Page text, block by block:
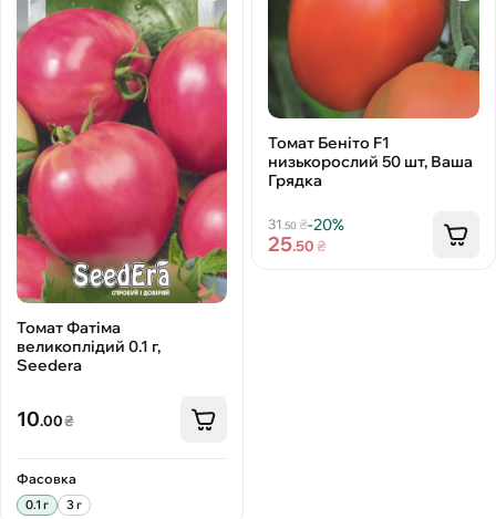
Томат Фатіма
великоплідий 0.1 г,
Seedera
10.00₴
Фасовка
0.1 г 3 г
Томат Беніто F1
низькорослий 50 шт, Ваша
Грядка
31.50 ₴-20%
25.50₴